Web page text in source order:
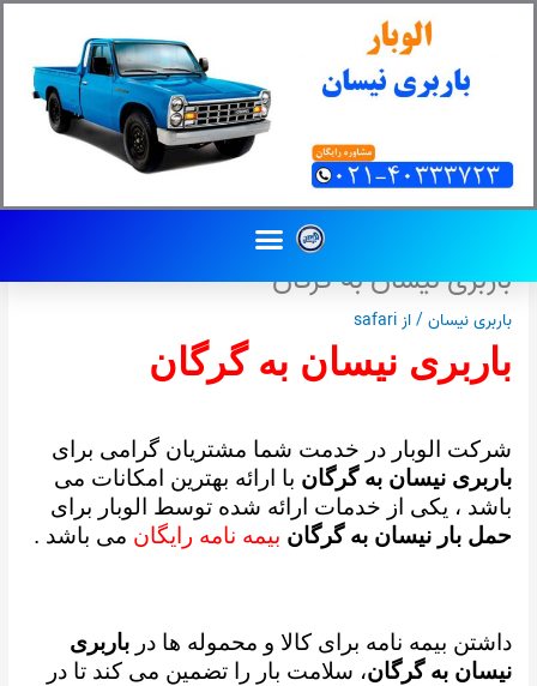
پرش
باربری نیسان به گرگان
باربری نیسان/ از safari
باربری نیسان به گرگان
شرکت الوبار در خدمت شما مشتریان گرامی برای
باربری نیسان به گرگان با ارائه بهترین امکانات می
باشد ، یکی از خدمات ارائه شده توسط الوبار برای
حمل بار نیسان به گرگان بیمه نامه رایگان می باشد .
داشتن بیمه نامه برای کالا و محموله ها درباربری
نیسان به گرگان، سلامت بار را تضمین می کند تا در